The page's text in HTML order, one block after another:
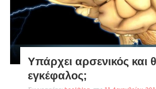
Υπάρχει αρσενικός και
εγκέφαλος;